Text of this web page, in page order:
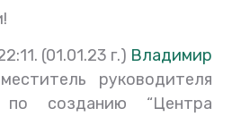
(01.01.23 г.) Владимир
руководителя
по созданию “Центра